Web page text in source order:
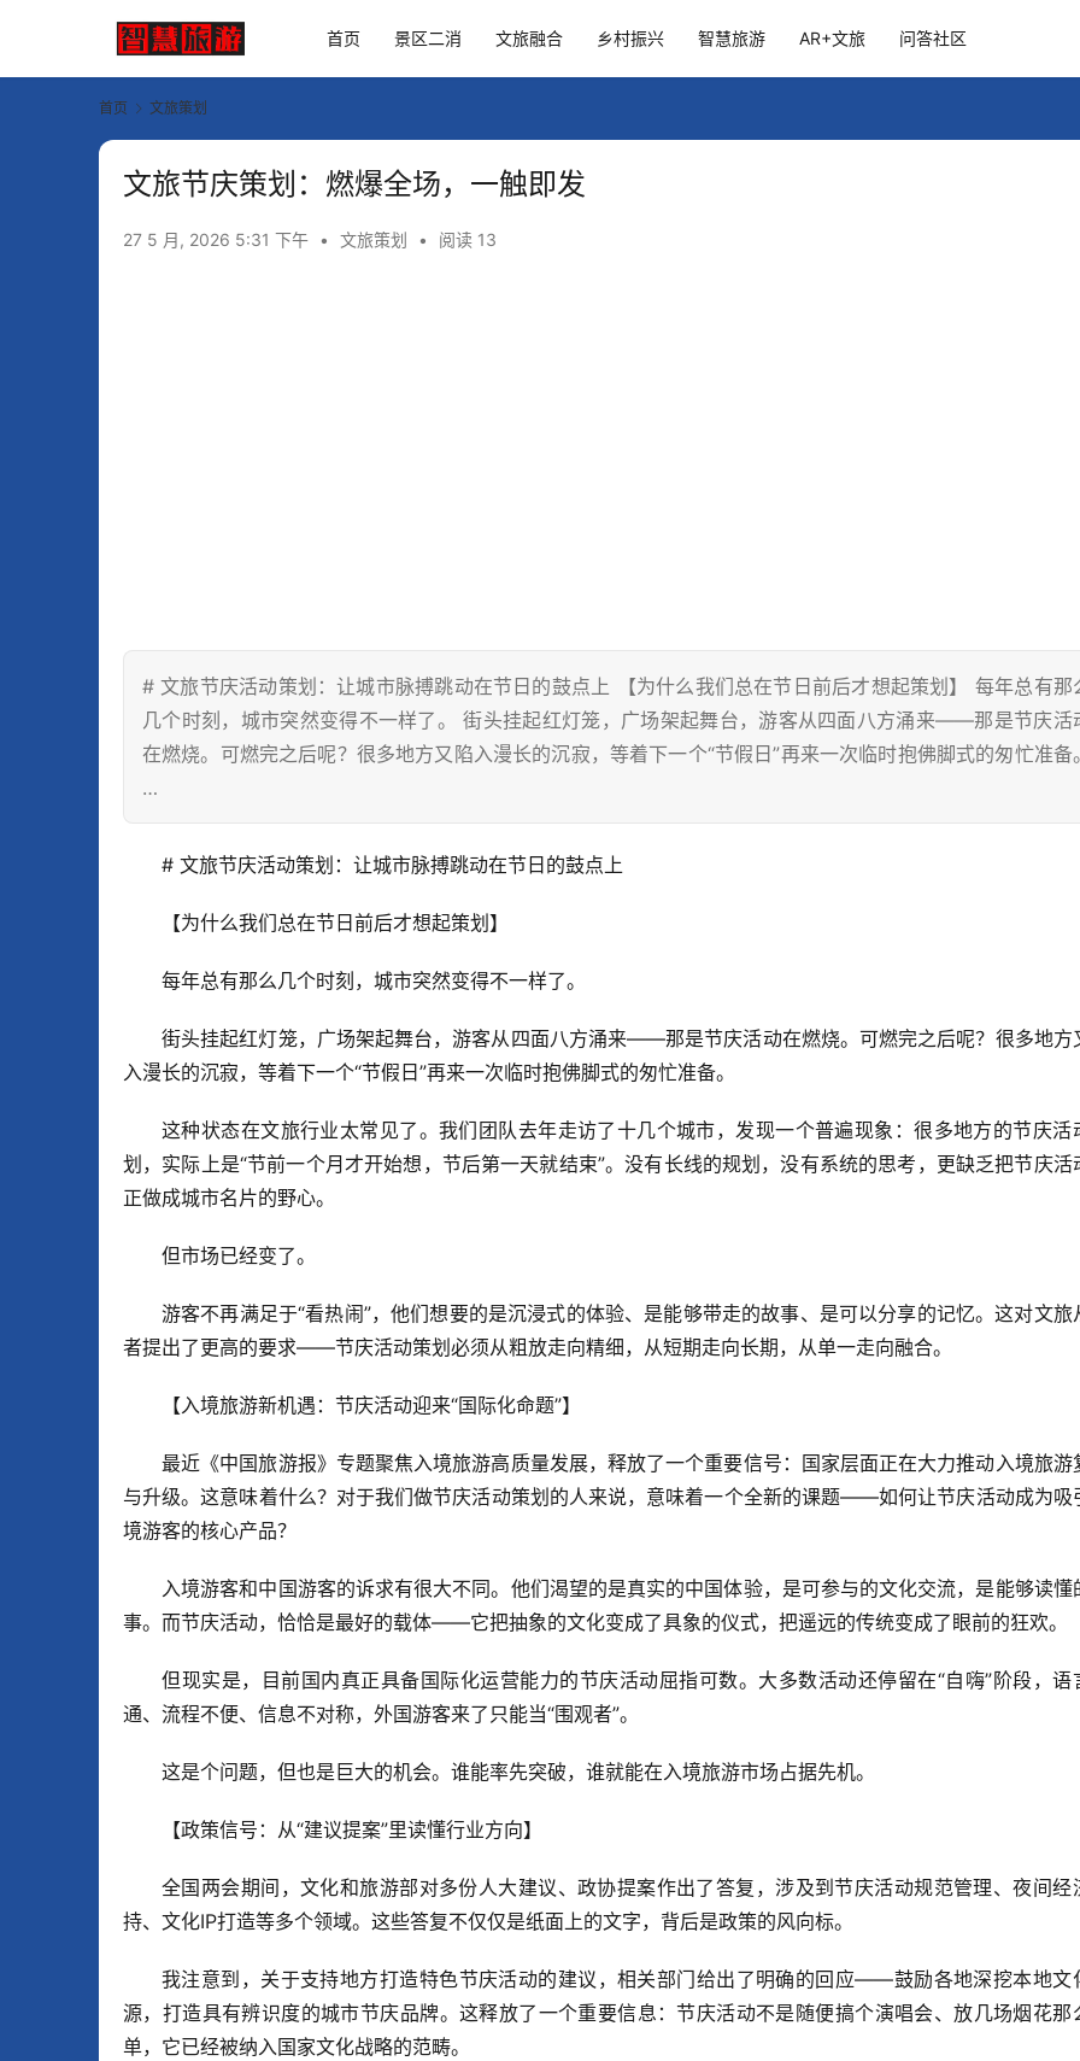
首页 景区二消 文旅融合 乡村振兴 智慧旅游 AR+文旅 问答社区
首页 文旅策划
文旅节庆策划：燃爆全场，一触即发
27 5 月, 2026 5:31 下午 • 文旅策划 • 阅读 13
# 文旅节庆活动策划：让城市脉搏跳动在节日的鼓点上 【为什么我们总在节日前后才想起策划】 每年总有那
几个时刻，城市突然变得不一样了。 街头挂起红灯笼，广场架起舞台，游客从四面八方涌来——那是节庆活
在燃烧。可燃完之后呢？很多地方又陷入漫长的沉寂，等着下一个“节假日”再来一次临时抱佛脚式的匆忙准备。
…
# 文旅节庆活动策划：让城市脉搏跳动在节日的鼓点上
【为什么我们总在节日前后才想起策划】
每年总有那么几个时刻，城市突然变得不一样了。
街头挂起红灯笼，广场架起舞台，游客从四面八方涌来——那是节庆活动在燃烧。可燃完之后呢？很多地方
入漫长的沉寂，等着下一个“节假日”再来一次临时抱佛脚式的匆忙准备。
这种状态在文旅行业太常见了。我们团队去年走访了十几个城市，发现一个普遍现象：很多地方的节庆活
划，实际上是“节前一个月才开始想，节后第一天就结束”。没有长线的规划，没有系统的思考，更缺乏把节庆活
正做成城市名片的野心。
但市场已经变了。
游客不再满足于“看热闹”，他们想要的是沉浸式的体验、是能够带走的故事、是可以分享的记忆。这对文旅
者提出了更高的要求——节庆活动策划必须从粗放走向精细，从短期走向长期，从单一走向融合。
【入境旅游新机遇：节庆活动迎来“国际化命题”】
最近《中国旅游报》专题聚焦入境旅游高质量发展，释放了一个重要信号：国家层面正在大力推动入境旅游
与升级。这意味着什么？对于我们做节庆活动策划的人来说，意味着一个全新的课题——如何让节庆活动成为吸
境游客的核心产品？
入境游客和中国游客的诉求有很大不同。他们渴望的是真实的中国体验，是可参与的文化交流，是能够读懂
事。而节庆活动，恰恰是最好的载体——它把抽象的文化变成了具象的仪式，把遥远的传统变成了眼前的狂欢。
但现实是，目前国内真正具备国际化运营能力的节庆活动屈指可数。大多数活动还停留在“自嗨”阶段，语
通、流程不便、信息不对称，外国游客来了只能当“围观者”。
这是个问题，但也是巨大的机会。谁能率先突破，谁就能在入境旅游市场占据先机。
【政策信号：从“建议提案”里读懂行业方向】
全国两会期间，文化和旅游部对多份人大建议、政协提案作出了答复，涉及到节庆活动规范管理、夜间经
持、文化IP打造等多个领域。这些答复不仅仅是纸面上的文字，背后是政策的风向标。
我注意到，关于支持地方打造特色节庆活动的建议，相关部门给出了明确的回应——鼓励各地深挖本地文
源，打造具有辨识度的城市节庆品牌。这释放了一个重要信息：节庆活动不是随便搞个演唱会、放几场烟花那
单，它已经被纳入国家文化战略的范畴。